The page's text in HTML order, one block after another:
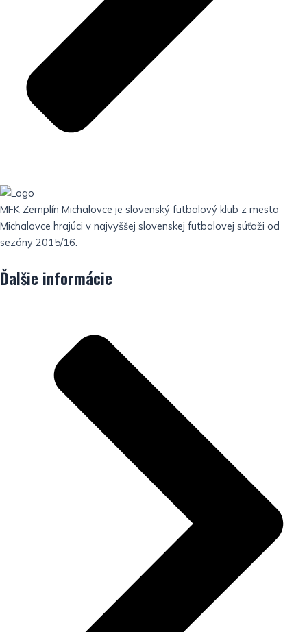
MFK Zemplín Michalovce je slovenský futbalový klub z mesta
Michalovce hrajúci v najvyššej slovenskej futbalovej súťaži od
sezóny 2015/16.
Ďalšie informácie